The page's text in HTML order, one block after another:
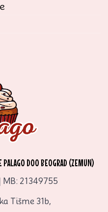
DOO BEOGRAD (ZEMUN)
MB: 21349755
Tišme 31b,